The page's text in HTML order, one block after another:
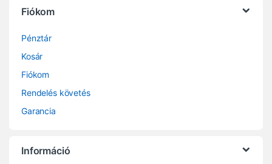
Fiókom
Pénztár
Kosár
Fiókom
Rendelés követés
Garancia
Információ